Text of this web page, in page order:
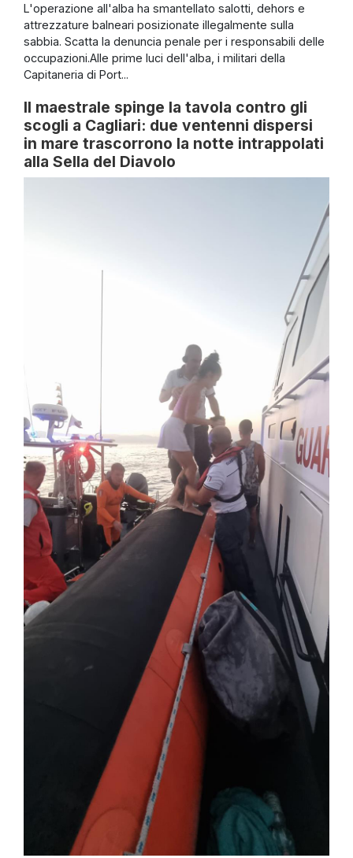
L'operazione all'alba ha smantellato salotti, dehors e
attrezzature balneari posizionate illegalmente sulla
sabbia. Scatta la denuncia penale per i responsabili delle
occupazioni.Alle prime luci dell'alba, i militari della
Capitaneria di Port...
Il maestrale spinge la tavola contro gli
scogli a Cagliari: due ventenni dispersi
in mare trascorrono la notte intrappolati
alla Sella del Diavolo